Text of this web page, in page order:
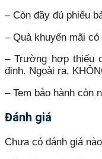
– Còn đầy đủ phiếu
– Quà khuyến mãi
– Trường hợp thiếu
định. Ngoài ra,
– Tem bảo hành còn
Đánh giá
Chưa có đánh giá